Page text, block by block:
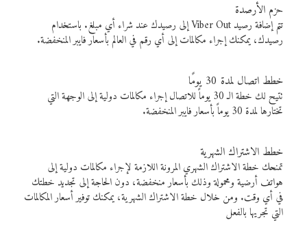
حزم الأرصدة
تتم إضافة رصيد Viber Out إلى رصيدك عند شراء أي مبلغ. باستخدام
رصيدك، يمكنك إجراء مكالمات إلى أي رقم في العالم بأسعار فايبر المنخفضة.
خطط اتصال لمدة 30 يومًا
تتيح لك خطة الـ 30 يوماً للاتصال إجراء مكالمات دولية إلى الوجهة التي
تختارها لمدة 30 يوماً بأسعار فايبر المنخفضة.
خطط الاشتراك الشهرية
تمنحك خطة الاشتراك الشهري المرونة اللازمة لإجراء مكالمات دولية إلى
هواتف أرضية ومحمولة وذلك بأسعار منخفضة، دون الحاجة إلى تجديد خطتك
في أي وقت. ومن خلال خطة الاشتراك الشهرية، يمكنك توفير أسعار المكالمات
التي تجريها بالفعل